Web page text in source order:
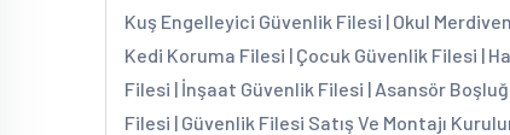
Kuş Engelleyici Güvenlik Filesi | Okul
Kedi Koruma Filesi | Çocuk Güvenlik Filesi |
Filesi | İnşaat Güvenlik Filesi | Asansör
Filesi | Güvenlik Filesi Satış Ve Montajı